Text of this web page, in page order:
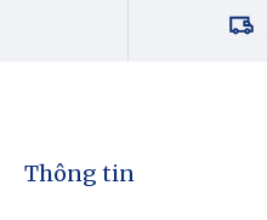
Thông tin